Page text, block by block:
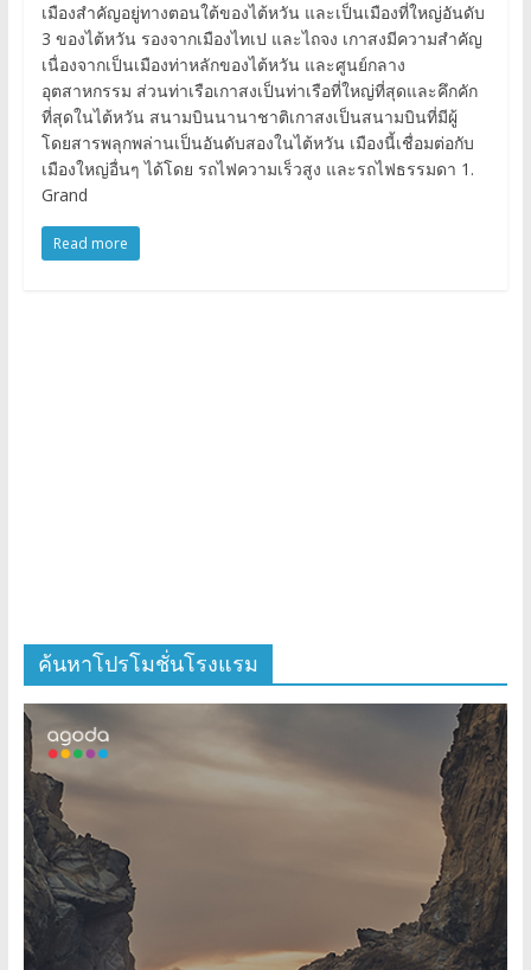
เมืองสำคัญอยู่ทางตอนใต้ของไต้หวัน และเป็นเมืองที่ใหญ่อันดับ
3 ของไต้หวัน รองจากเมืองไทเป และไถจง เกาสงมีความสำคัญ
เนื่องจากเป็นเมืองท่าหลักของไต้หวัน และศูนย์กลาง
อุตสาหกรรม ส่วนท่าเรือเกาสงเป็นท่าเรือที่ใหญ่ที่สุดและคึกคัก
ที่สุดในไต้หวัน สนามบินนานาชาติเกาสงเป็นสนามบินที่มีผู้
โดยสารพลุกพล่านเป็นอันดับสองในไต้หวัน เมืองนี้เชื่อมต่อกับ
เมืองใหญ่อื่นๆ ได้โดย รถไฟความเร็วสูง และรถไฟธรรมดา 1.
Grand
Read more
ค้นหาโปรโมชั่นโรงแรม